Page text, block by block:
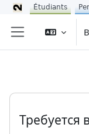
Перейти к
Боковая
Требуется
Étudiants